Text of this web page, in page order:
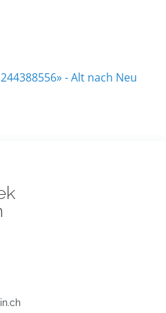
- Alt nach Neu